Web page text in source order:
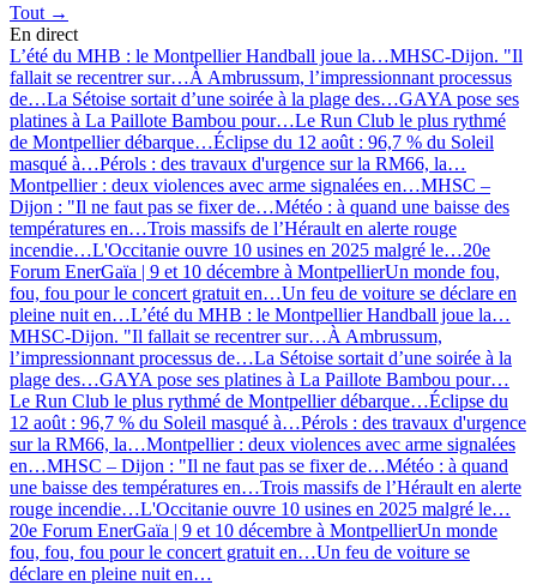
Tout →
En direct
L’été du MHB : le Montpellier Handball joue la…MHSC-Dijon. "Il
fallait se recentrer sur…À Ambrussum, l’impressionnant processus
de…La Sétoise sortait d’une soirée à la plage des…GAYA pose ses
platines à La Paillote Bambou pour…Le Run Club le plus rythmé
de Montpellier débarque…Éclipse du 12 août : 96,7 % du Soleil
masqué à…Pérols : des travaux d'urgence sur la RM66, la…
Montpellier : deux violences avec arme signalées en…MHSC –
Dijon : "Il ne faut pas se fixer de…Météo : à quand une baisse des
températures en…Trois massifs de l’Hérault en alerte rouge
incendie…L'Occitanie ouvre 10 usines en 2025 malgré le…20e
Forum EnerGaïa | 9 et 10 décembre à MontpellierUn monde fou,
fou, fou pour le concert gratuit en…Un feu de voiture se déclare en
pleine nuit en…L’été du MHB : le Montpellier Handball joue la…
MHSC-Dijon. "Il fallait se recentrer sur…À Ambrussum,
l’impressionnant processus de…La Sétoise sortait d’une soirée à la
plage des…GAYA pose ses platines à La Paillote Bambou pour…
Le Run Club le plus rythmé de Montpellier débarque…Éclipse du
12 août : 96,7 % du Soleil masqué à…Pérols : des travaux d'urgence
sur la RM66, la…Montpellier : deux violences avec arme signalées
en…MHSC – Dijon : "Il ne faut pas se fixer de…Météo : à quand
une baisse des températures en…Trois massifs de l’Hérault en alerte
rouge incendie…L'Occitanie ouvre 10 usines en 2025 malgré le…
20e Forum EnerGaïa | 9 et 10 décembre à MontpellierUn monde
fou, fou, fou pour le concert gratuit en…Un feu de voiture se
déclare en pleine nuit en…